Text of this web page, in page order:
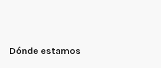
Dónde estamos